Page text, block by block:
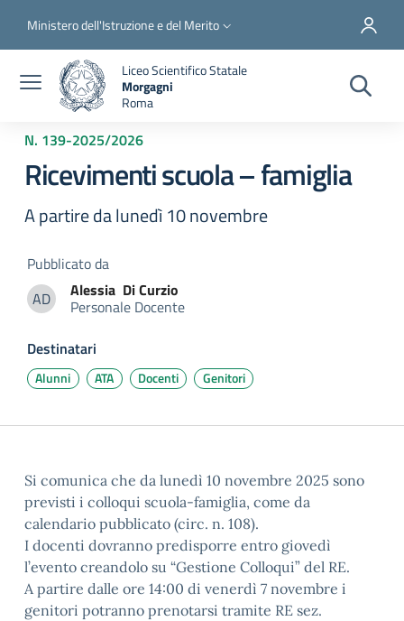
Slim top
Ministero dell'Istruzione e del Merito
Liceo Scientifico Statale
Morgagni
Roma
N. 139-2025/2026
Ricevimenti scuola – famiglia
A partire da lunedì 10 novembre
Pubblicato da
ADAlessia Di Curzio
Alessia Di Curzio
Personale Docente
Destinatari
Alunni ATA Docenti Genitori
Si comunica che da lunedì 10 novembre 2025 sono
previsti i colloqui scuola-famiglia, come da
calendario pubblicato (circ. n. 108).
I docenti dovranno predisporre entro giovedì
l’evento creandolo su “Gestione Colloqui” del RE.
A partire dalle ore 14:00 di venerdì 7 novembre i
genitori potranno prenotarsi tramite RE sez.